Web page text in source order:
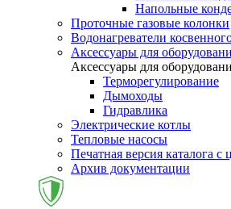
Напольные
Проточные газовые колонки
Водонагреватели
Аксессуары для
Аксессуары для
Терморегулирование
Дымоходы
Гидравлика
Электрические котлы
Тепловые насосы
Печатная версия каталога с
Архив документации